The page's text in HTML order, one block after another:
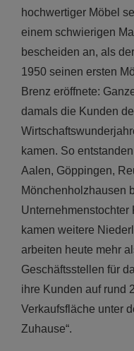
hochwertiger Möbel
einem schwierigen
bescheiden an, als
1950 seinen ersten
Brenz eröffnete:
damals die Kunden
kamen. So
Aalen, Göppingen,
Mönchenholzhausen
Unternehmenstochter
kamen weitere
arbeiten heute mehr
Geschäftsstellen für
ihre Kunden auf rund
Verkaufsfläche unter
Zuhause“.